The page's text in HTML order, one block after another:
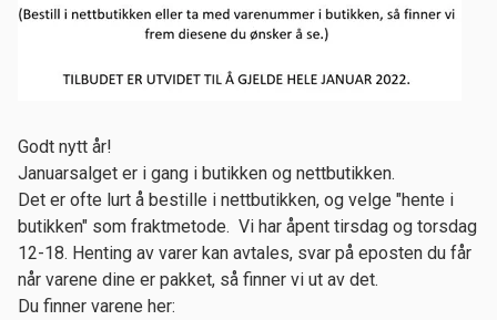
Treff i kirka på Hommersåk 21.-22. mars
Supersalg på garn!
Ryddesalg!
Stemmen Hår og Negler flytter inn hos Hobbylageret!
Black Friday hos Hobbylageret!
Hobbydag hos Hobbylageret lørdag 18/11 kl 12-18
Godt nytt år!
Januarsalget er i gang i butikken og nettbutikken.
Det er ofte lurt å bestille i nettbutikken, og velge "hente i
butikken" som fraktmetode. Vi har åpent tirsdag og torsdag
12-18. Henting av varer kan avtales, svar på eposten du får
når varene dine er pakket, så finner vi ut av det.
Du finner varene her: